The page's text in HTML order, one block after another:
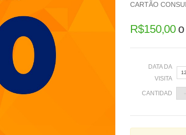
CARTÃO
R$150,00o
DATA DA
VISITA
CANTIDAD